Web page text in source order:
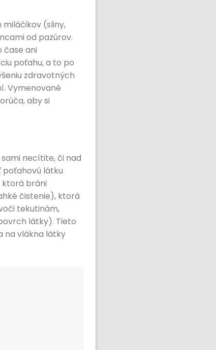
(sliny,
od pazúrov.
čase ani
poťahu, a to po
zdravotných
Vymenované
aby si
necítite, či nad
poťahovú látku
ktorá bráni
čistenie), ktorá
tekutinám,
látky). Tieto
na vlákna látky